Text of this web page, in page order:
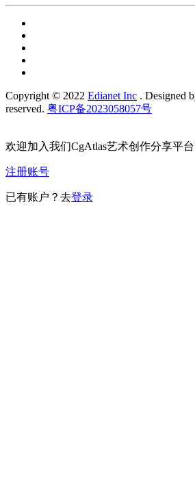
Copyright © 2022 Edianet Inc . Designed
reserved. 粤ICP备2023058057号
欢迎加入我们CgAtlas艺术创作分享平
注册账号
已有账户？去登录